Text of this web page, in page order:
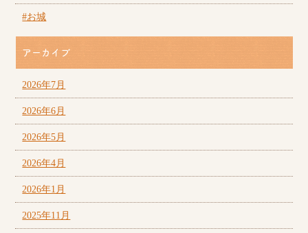
#お城
アーカイブ
2026年7月
2026年6月
2026年5月
2026年4月
2026年1月
2025年11月